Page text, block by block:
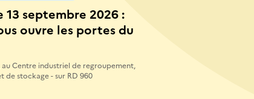
13 septembre 2026 :
ouvre les portes du
Centre industriel de regroupement,
de stockage - sur RD 960